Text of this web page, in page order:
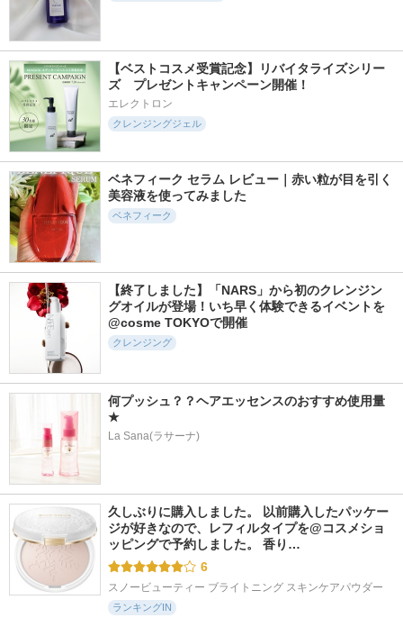
3638件
アクアレーベル ス
ペシャルジェルクリ
ーム EX （ブライト
ニング）
アクアレーベル
5.4
1074件
Pure AZ Mask
Yunth
ビトアス マイパー
フェクション Ⅰ しっ
ビトアス
PDRN ヒアルロン酸
100 セラム
ミノン アミノモイ
スト モイストチャ
5.5
5158件
レチノパワー リン
クルクリーム ba
エリクシール オルビス AESTURA
【ベストコスメ受賞記念】リバイタライズシリー
ズ　プレゼントキャンペーン開催！
エレクトロン
クレンジングジェル
ベネフィーク セラム レビュー｜赤い粒が目を引く
美容液を使ってみました
ベネフィーク
【終了しました】「NARS」から初のクレンジン
グオイルが登場！いち早く体験できるイベントを
@cosme TOKYOで開催
クレンジング
何プッシュ？？ヘアエッセンスのおすすめ使用量
★
La Sana(ラサーナ)
久しぶりに購入しました。 以前購入したパッケー
ジが好きなので、レフィルタイプを@コスメショ
ッピングで予約しました。 香り…
6
スノービューティー ブライトニング スキンケアパウダー
ランキングIN